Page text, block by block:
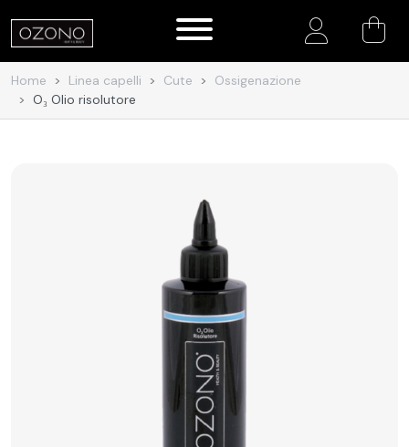
Account
Home Linea capelli Cute
Ossigenazione
O₃ Olio risolutore